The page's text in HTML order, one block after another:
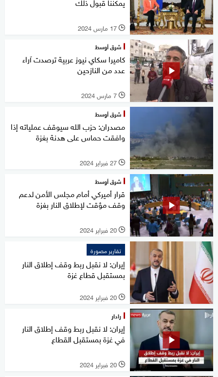
l 17 مارس 2024
شرق أوسط
كاميرا سكاي نيوز عربية ترصدت آراء
عدد من النازحين
l 7 مارس 2024
شرق أوسط
مصدران: حزب الله سيوقف عملياته إذا
وافقت حماس على هدنة بغزة
l 27 فبراير 2024
شرق أوسط
قرار أميركي أمام مجلس الأمن لدعم
وقف مؤقت لإطلاق النار بغزة
l 20 فبراير 2024
تقارير مصورة
إيران: لا نقبل ربط وقف إطلاق النار
بمستقبل قطاع غزة
l 20 فبراير 2024
رادار
إيران: لا نقبل ربط وقف إطلاق النار
في غزة بمستقبل القطاع
l 20 فبراير 2024